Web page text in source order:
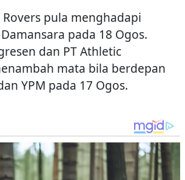
Rovers pula menghadapi
pada 18 Ogos.
dan PT Athletic
mata bila berdepan
YPM pada 17 Ogos.